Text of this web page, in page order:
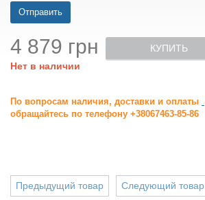
Отправить
4 879 грн
Нет в наличии
КУПИТЬ
По вопросам наличия, доставки и оплаты
обращайтесь по телефону +38067463-85-86
Следующий товар
Предыдущий товар